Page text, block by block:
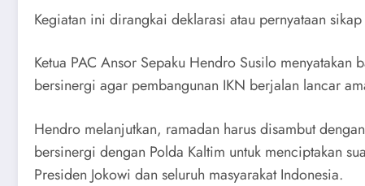
Kegiatan ini dirangkai deklarasi atau pernyataan
Ketua PAC Ansor Sepaku Hendro Susilo
bersinergi agar pembangunan IKN berjalan lancar
Hendro melanjutkan, ramadan harus disambut
bersinergi dengan Polda Kaltim untuk menciptakan
Presiden Jokowi dan seluruh masyarakat Indonesia.